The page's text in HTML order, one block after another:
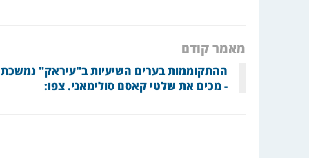
מאמר קודם
ההתקוממות בערים השיעיות ב"עיראק" נמשכת
- מכים את שלטי קאסם סולימאני. צפו: